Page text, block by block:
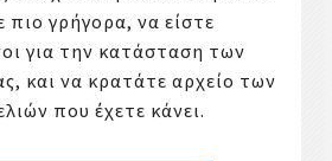
πιο γρήγορα, να είστε
για την κατάσταση των
και να κρατάτε αρχείο των
που έχετε κάνει.